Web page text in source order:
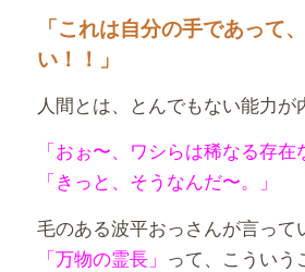
「これは自分の手であって
い！！」
人間とは、とんでもない能力が
「おぉ〜、ワシらは稀なる存在
「きっと、そうなんだ〜。」
毛のある波平おっさんが言って
「万物の霊長」 って、こういう